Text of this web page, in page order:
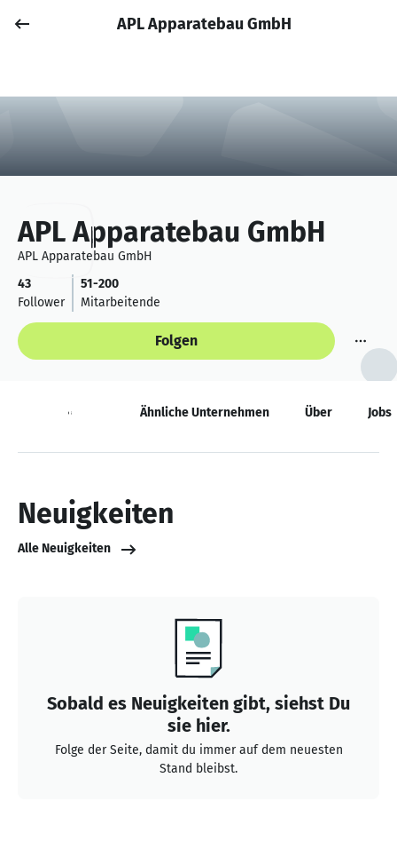
Anmelden
APL Apparatebau GmbH
APL Apparatebau GmbH
APL Apparatebau GmbH
43
Follower
51-200
Mitarbeitende
Folgen
Neuigkeiten Ähnliche Unternehmen Über Jobs
Neuigkeiten
Alle Neuigkeiten
Sobald es Neuigkeiten gibt, siehst Du
sie hier.
Folge der Seite, damit du immer auf dem neuesten
Stand bleibst.